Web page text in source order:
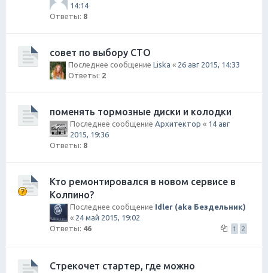
14:14
Ответы: 8
совет по выбору СТО
Последнее сообщение Liska « 26 авг 2015, 14:33
Ответы: 2
поменять тормозные диски и колодки
Последнее сообщение Архитектор « 14 авг
2015, 19:36
Ответы: 8
Кто ремонтировался в новом сервисе в
Колпино?
Последнее сообщение Idler (aka Бездельник)
« 24 май 2015, 19:02
Ответы: 46 1 2
Стрекочет стартер, где можно